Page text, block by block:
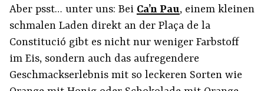
Aber psst… unter uns: Bei Ca’n Pau, einem kleinen
schmalen Laden direkt an der Plaça de la
Constitució gibt es nicht nur weniger Farbstoff
im Eis, sondern auch das aufregendere
Geschmackserlebnis mit so leckeren Sorten wie